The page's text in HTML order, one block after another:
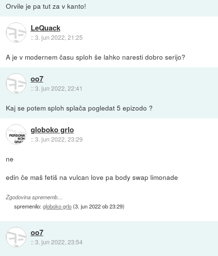
Orvile je pa tut za v kanto!
LeQuack
::3. jun 2022, 21:25
A je v modernem času sploh še lahko naresti dobro serijo?
oo7
::3. jun 2022, 22:41
Kaj se potem sploh splača pogledat 5 epizodo ?
globoko grlo
::3. jun 2022, 23:29
ne
edin če maš fetiš na vulcan love pa body swap limonade
Zgodovina sprememb…
spremenilo:globoko grlo(3. jun 2022 ob 23:29)
oo7
::3. jun 2022, 23:54